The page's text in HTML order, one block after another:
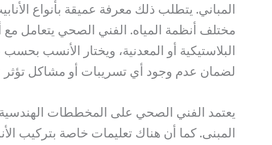
المباني. يتطلب ذلك معرفة عميقة بأنواع
مختلف أنظمة المياه. الفني الصحي يتعامل مع
البلاستيكية أو المعدنية، ويختار الأنسب
لضمان عدم وجود أي تسريبات أو مشاكل تؤثر
يعتمد الفني الصحي على المخططات
المبنى. كما أن هناك تعليمات خاصة بتركيب